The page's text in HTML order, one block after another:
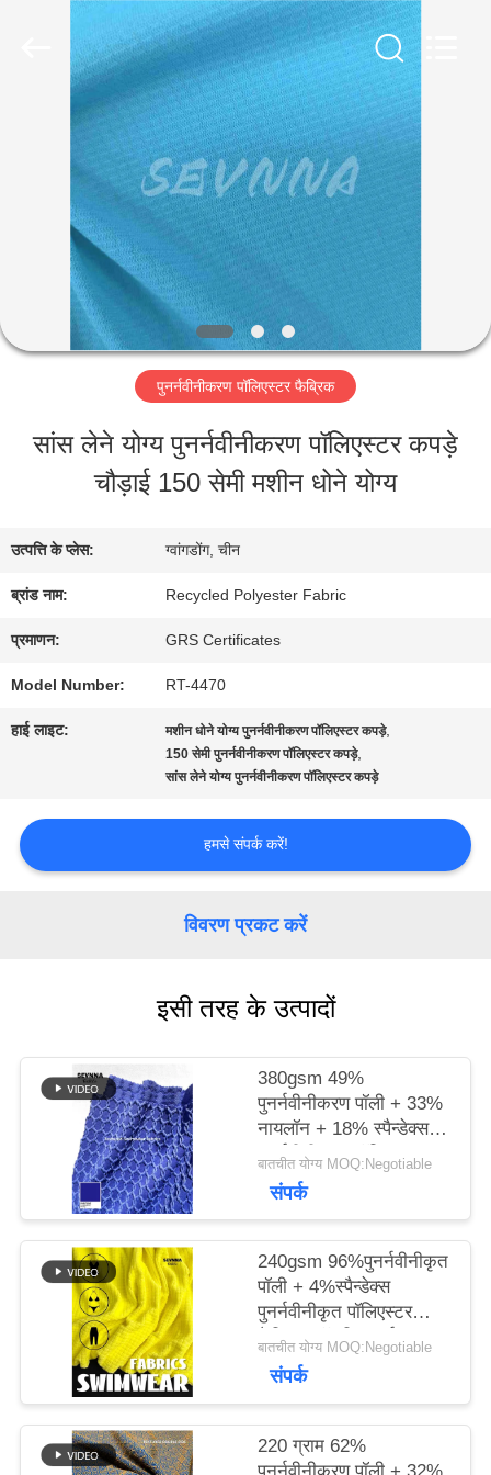
उत्पादों
दिखाएँ
बारे
कारखाना
भ्रमण
संपर्क
करें
साइटमैप
PRIVACY
POLICY
पुनर्नवीनीकरण पॉलिएस्टर फैब्रिक
सांस लेने योग्य पुनर्नवीनीकरण पॉलिएस्टर कपड़े
चौड़ाई 150 सेमी मशीन धोने योग्य
उत्पत्ति के प्लेस: ग्वांगडोंग, चीन
ब्रांड नाम: Recycled Polyester Fabric
प्रमाणन: GRS Certificates
Model Number: RT-4470
हाई लाइट: मशीन धोने योग्य पुनर्नवीनीकरण पॉलिएस्टर कपड़े,
150 सेमी पुनर्नवीनीकरण पॉलिएस्टर कपड़े,
सांस लेने योग्य पुनर्नवीनीकरण पॉलिएस्टर कपड़े
हमसे संपर्क करें!
विवरण प्रकट करें
इसी तरह के उत्पादों
380gsm 49%
पुनर्नवीनीकरण पॉली + 33%
नायलॉन + 18% स्पैन्डेक्स
पुनर्नवीनीकरण पॉलिएस्टर
फैब्रिक फॉर निट सर्कुलर
बातचीत योग्य MOQ:Negotiable
संपर्क
240gsm 96%पुनर्नवीनीकृत
पॉली + 4%स्पैन्डेक्स
पुनर्नवीनीकृत पॉलिएस्टर
फैब्रिक फॉर निट सर्कुलर
बातचीत योग्य MOQ:Negotiable
संपर्क
220 ग्राम 62%
पुनर्नवीनीकरण पॉली + 32%